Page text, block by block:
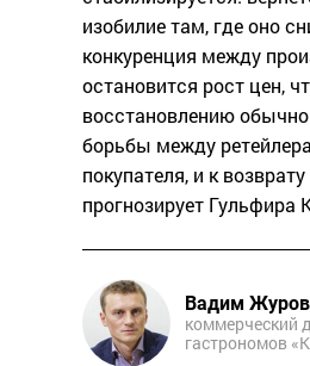
изобилие там, где оно
конкуренция между
остановится рост цен,
восстановлению
борьбы между
покупателя, и к
прогнозирует Гульфира
Вадим Журов
коммерческий
гастрономов